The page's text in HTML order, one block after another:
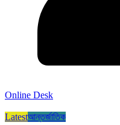
Online Desk
Latestআন্তর্জাতিক